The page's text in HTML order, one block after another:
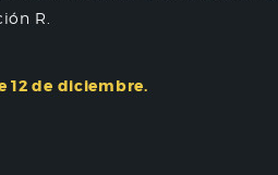
R.
12 de diciembre.